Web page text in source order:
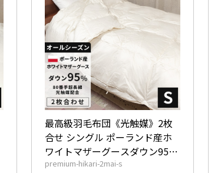
最高級羽毛布団《光触媒》2枚
合せ シングル ポーランド産ホ
ワイトマザーグースダウン95%
(440dp以上) 合掛0.9kg、肌掛
premium-hikari-2mai-s